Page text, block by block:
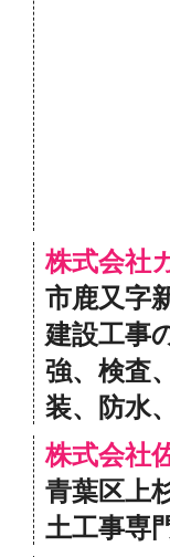
株式会社
市鹿又字
建設工事
強、検査
装、防水
株式会社
青葉区上
土工事専